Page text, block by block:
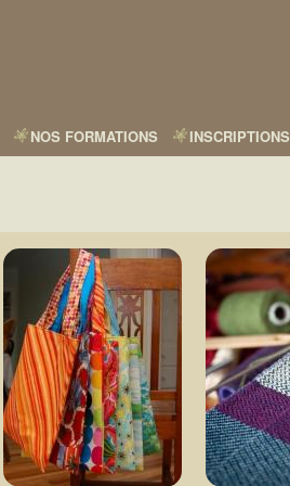
NOS FORMATIONS INSCRIPTIONS